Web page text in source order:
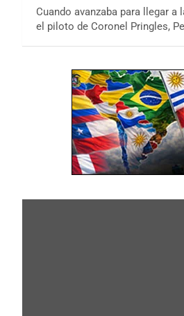
Cuando avanzaba para llegar
el piloto de Coronel Pringles,